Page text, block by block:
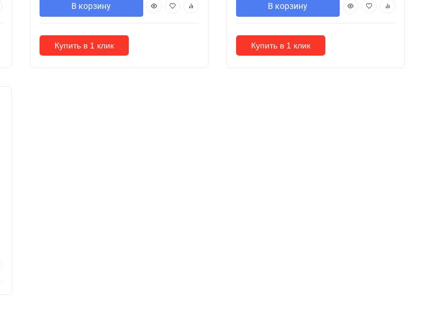
В корзину
Купить в 1 клик
В корзину
Купить в 1 клик